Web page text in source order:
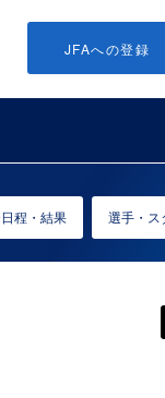
JFAへの登録
程・結果 選手・ス